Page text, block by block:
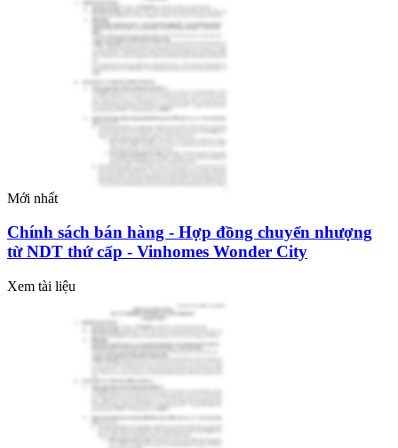
Mới nhất
Chính sách bán hàng - Hợp đồng chuyển nhượng
từ NDT thứ cấp - Vinhomes Wonder City
Xem tài liệu